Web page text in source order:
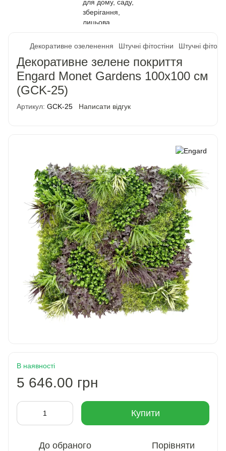
Декоративне озеленення Штучні фітостіни Штучні
Декоративне зелене покриття
Engard Monet Gardens 100х100 см
(GCK-25)
Артикул: GCK-25 Написати відгук
В наявності
5 646.00 грн
Купити
До обраного Порівняти